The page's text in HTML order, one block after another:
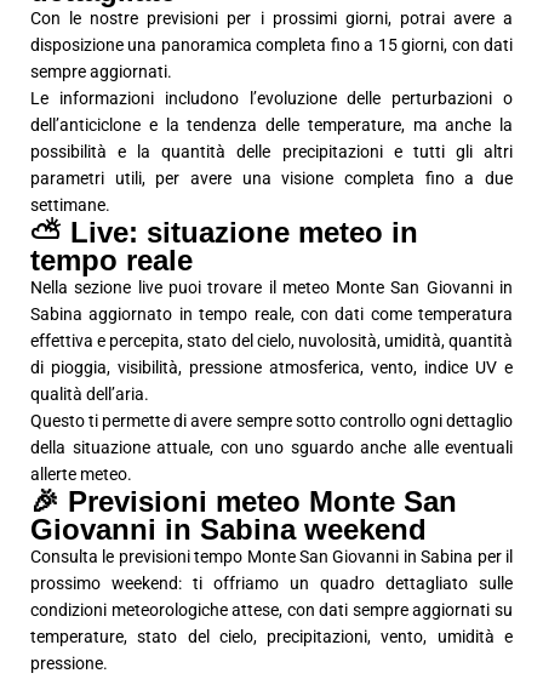
Con le nostre previsioni per i prossimi giorni, potrai avere a
disposizione una panoramica completa fino a 15 giorni, con dati
sempre aggiornati.
Le informazioni includono l’evoluzione delle perturbazioni o
dell’anticiclone e la tendenza delle temperature, ma anche la
possibilità e la quantità delle precipitazioni e tutti gli altri
parametri utili, per avere una visione completa fino a due
settimane.
⛅ Live: situazione meteo in
tempo reale
Nella sezione live puoi trovare il meteo Monte San Giovanni in
Sabina aggiornato in tempo reale, con dati come temperatura
effettiva e percepita, stato del cielo, nuvolosità, umidità, quantità
di pioggia, visibilità, pressione atmosferica, vento, indice UV e
qualità dell’aria.
Questo ti permette di avere sempre sotto controllo ogni dettaglio
della situazione attuale, con uno sguardo anche alle eventuali
allerte meteo.
🎉 Previsioni meteo Monte San
Giovanni in Sabina weekend
Consulta le previsioni tempo Monte San Giovanni in Sabina per il
prossimo weekend: ti offriamo un quadro dettagliato sulle
condizioni meteorologiche attese, con dati sempre aggiornati su
temperature, stato del cielo, precipitazioni, vento, umidità e
pressione.